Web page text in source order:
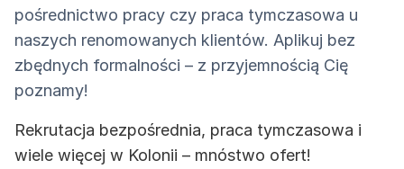
pośrednictwo pracy czy praca tymczasowa u
naszych renomowanych klientów. Aplikuj bez
zbędnych formalności – z przyjemnością Cię
poznamy!
Rekrutacja bezpośrednia, praca tymczasowa i
wiele więcej w Kolonii – mnóstwo ofert!